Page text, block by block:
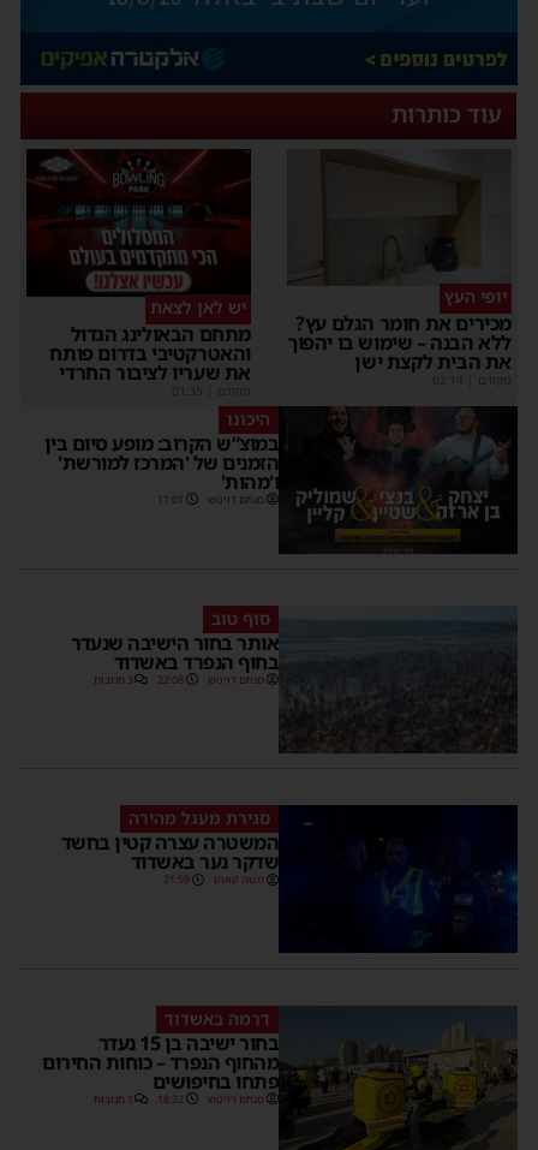
עוד כותרות
יופי העץ
מכירים את חומר הגלם עץ?
ללא הבנה – שימוש בו יהפוך
את הבית לקצת ישן
מקודם
יש לאן לצאת
מתחם הבאולינג הגדול
והאטרקטיבי בדרום פותח
את שעריו לציבור החרדי
מקודם
היכונו
במוצ”ש הקרוב: מופע סיום בין
הזמנים של 'המרכז למורשת'
ו'מהות'
מנחם דויטש 11:01
סוף טוב
אותר בחור הישיבה שנעדר
בחוף הנפרד באשדוד
מנחם דויטש 22:08 3 תגובות
סגירת מעגל מהירה
המשטרה עצרה קטין בחשד
שדקר נער באשדוד
משה קאהן 21:59
דרמה באשדוד
בחור ישיבה בן 15 נעדר
מהחוף הנפרד – כוחות החירום
פתחו בחיפושים
מנחם דויטש 18:32 1 תגובות